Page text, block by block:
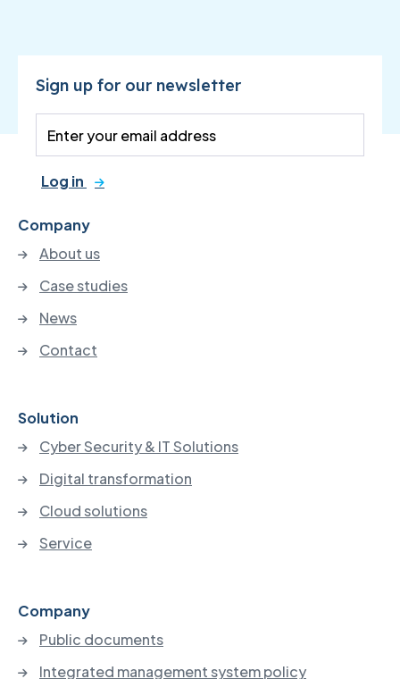
Sign up for our newsletter
Log in
Company
About us
Case studies
News
Contact
Solution
Cyber Security & IT Solutions
Digital transformation
Cloud solutions
Service
Company
Public documents
Integrated management system policy